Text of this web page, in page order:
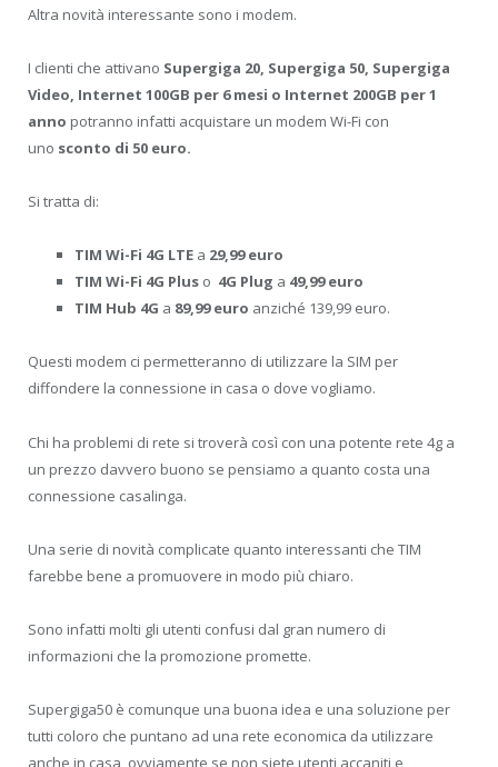
Altra novità interessante sono i modem.
I clienti che attivano Supergiga 20, Supergiga 50, Supergiga
Video, Internet 100GB per 6 mesi o Internet 200GB per 1
anno potranno infatti acquistare un modem Wi-Fi con
uno sconto di 50 euro.
Si tratta di:
TIM Wi-Fi 4G LTE a 29,99 euro
TIM Wi-Fi 4G Plus o 4G Plug a 49,99 euro
TIM Hub 4G a 89,99 euro anziché 139,99 euro.
Questi modem ci permetteranno di utilizzare la SIM per
diffondere la connessione in casa o dove vogliamo.
Chi ha problemi di rete si troverà così con una potente rete 4g a
un prezzo davvero buono se pensiamo a quanto costa una
connessione casalinga.
Una serie di novità complicate quanto interessanti che TIM
farebbe bene a promuovere in modo più chiaro.
Sono infatti molti gli utenti confusi dal gran numero di
informazioni che la promozione promette.
Supergiga50 è comunque una buona idea e una soluzione per
tutti coloro che puntano ad una rete economica da utilizzare
anche in casa, ovviamente se non siete utenti accaniti e